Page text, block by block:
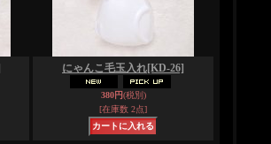
にゃんこ毛玉入れ[KD-26]
380円(税別)
[在庫数 2点]